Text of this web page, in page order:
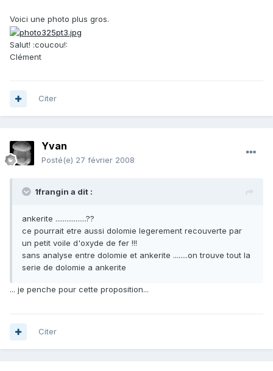
Voici une photo plus gros.
Salut! :coucou!:
Clément
Citer
Yvan
Posté(e) 27 février 2008
1frangin a dit :
ankerite .................??
ce pourrait etre aussi dolomie legerement recouverte par
un petit voile d'oxyde de fer !!!
sans analyse entre dolomie et ankerite ........on trouve tout la
serie de dolomie a ankerite
... je penche pour cette proposition...
Citer